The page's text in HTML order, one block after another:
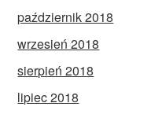
październik 2018
wrzesień 2018
sierpień 2018
lipiec 2018